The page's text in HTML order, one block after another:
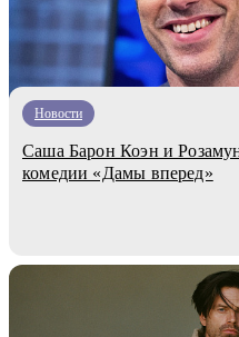
Новости
Саша Барон Коэн и
комедии «Дамы вперед»